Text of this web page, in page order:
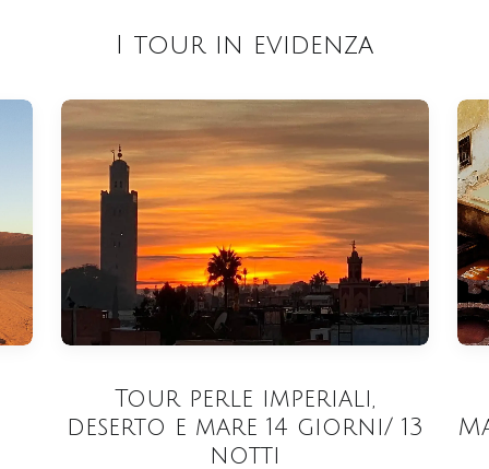
I tour in evidenza
Tour perle imperiali,
deserto e mare 14 giorni/ 13
notti